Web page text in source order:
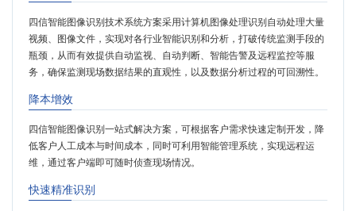
四信智能图像识别技术系统方案采用计算机图像处理识别自动处理大量
视频、图像文件，实现对各行业智能识别和分析，打破传统监测手段的
瓶颈，从而有效提供自动监视、自动判断、智能告警及远程监控等服
务，确保监测现场数据结果的直观性，以及数据分析过程的可回溯性。
降本增效
四信智能图像识别一站式解决方案，可根据客户需求快速定制开发，降
低客户人工成本与时间成本，同时可利用智能管理系统，实现远程运
维，通过客户端即可随时侦查现场情况。
快速精准识别